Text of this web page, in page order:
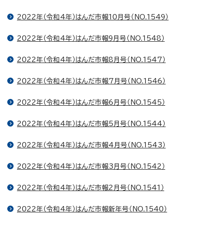
2022年（令和4年）はんだ市報10月号（NO.1549）
2022年（令和4年）はんだ市報9月号（NO.1548）
2022年（令和4年）はんだ市報8月号（NO.1547）
2022年（令和4年）はんだ市報7月号（NO.1546）
2022年（令和4年）はんだ市報6月号（NO.1545）
2022年（令和4年）はんだ市報5月号（NO.1544）
2022年（令和4年）はんだ市報4月号（NO.1543）
2022年（令和4年）はんだ市報3月号（NO.1542）
2022年（令和4年）はんだ市報2月号（NO.1541）
2022年（令和4年）はんだ市報新年号（NO.1540）